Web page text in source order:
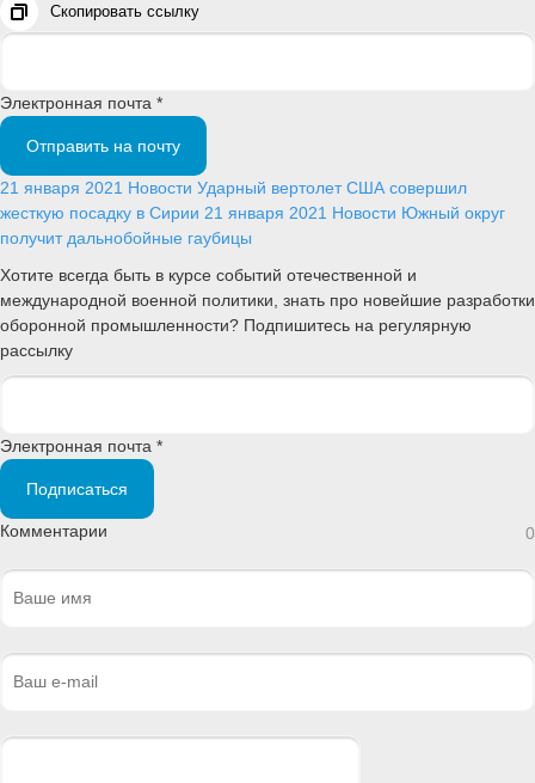
Скопировать ссылку
Электронная почта *
Отправить на почту
21 января 2021 Новости Ударный вертолет США совершил
жесткую посадку в Сирии 21 января 2021 Новости Южный округ
получит дальнобойные гаубицы
Хотите всегда быть в курсе событий отечественной и
международной военной политики, знать про новейшие разработки
оборонной промышленности? Подпишитесь на регулярную
рассылку
Электронная почта *
Подписаться
Комментарии 0